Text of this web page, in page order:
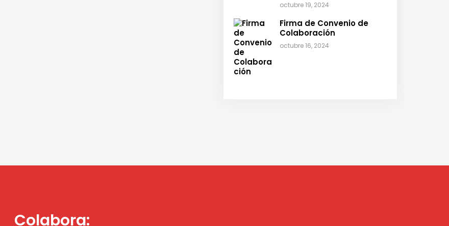
octubre 19, 2024
Firma de Convenio de
Colaboración
octubre 16, 2024
Colabora: